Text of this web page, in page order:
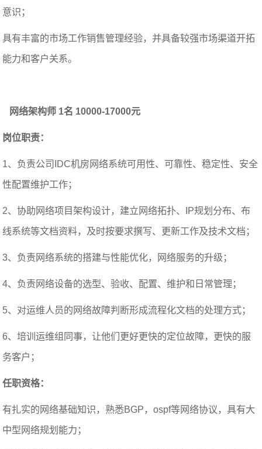
意识；
具有丰富的市场工作销售管理经验，并具备较强市场渠道开拓
能力和客户关系。
网络架构师 1名 10000-17000元
岗位职责：
1、负责公司IDC机房网络系统可用性、可靠性、稳定性、安全
性配置维护工作；
2、协助网络项目架构设计，建立网络拓扑、IP规划分布、布
线系统等文档资料，及时按要求撰写、更新工作及技术文档；
3、负责网络系统的搭建与性能优化，网络服务的升级；
4、负责网络设备的选型、验收、配置、维护和日常管理；
5、对运维人员的网络故障判断形成流程化文档的处理方式；
6、培训运维组同事，让他们更好更快的定位故障，更快的服
务客户；
任职资格：
有扎实的网络基础知识，熟悉BGP，ospf等网络协议，具有大
中型网络规划能力；